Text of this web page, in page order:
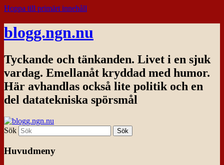
Hoppa till primärt innehåll
blogg.ngn.nu
Tyckande och tänkanden. Livet i en sjuk
vardag. Emellanåt kryddad med humor.
Här avhandlas också lite politik och en
del datatekniska spörsmål
Sök
Huvudmeny